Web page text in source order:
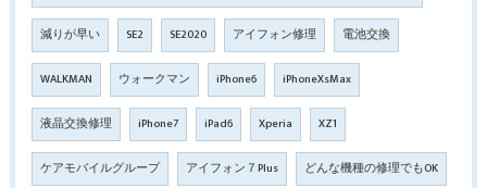
減りが早い SE2 SE2020 アイフォン修理 電池交換
WALKMAN ウォークマン iPhone6 iPhoneXsMax
液晶交換修理 iPhone7 iPad6 Xperia XZ1
ケアモバイルグループ アイフォン７Plus どんな機種の修理でもOK